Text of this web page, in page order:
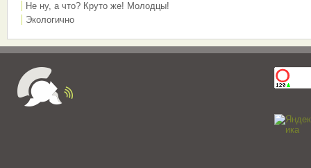
Не ну, а что? Круто же! Молодцы!
Экологично